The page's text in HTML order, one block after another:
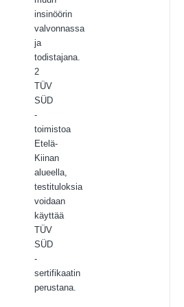
insinöörin
valvonnassa
ja
todistajana.
2
TÜV
SÜD
-
toimistoa
Etelä-
Kiinan
alueella,
testituloksia
voidaan
käyttää
TÜV
SÜD
-
sertifikaatin
perustana.